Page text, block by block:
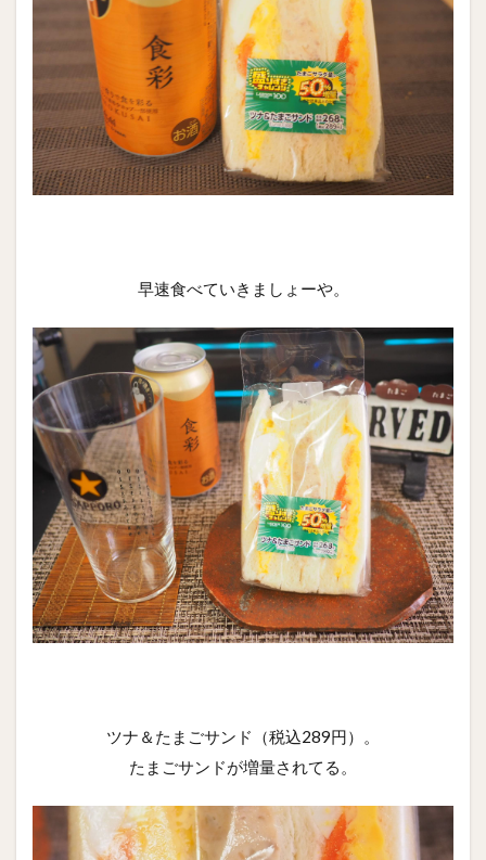
早速食べていきましょーや。
ツナ＆たまごサンド（税込289円）。
たまごサンドが増量されてる。